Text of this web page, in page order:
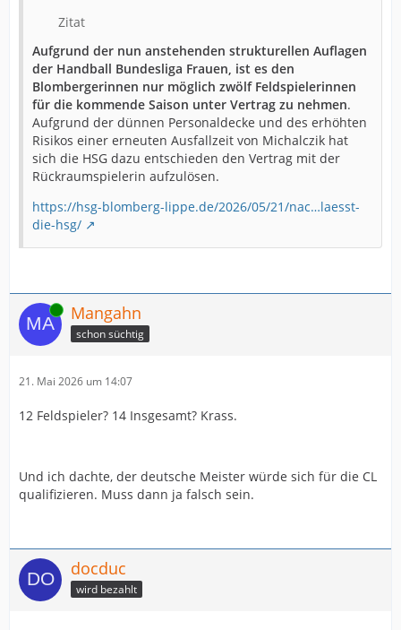
Zitat
Aufgrund der nun anstehenden strukturellen Auflagen
der Handball Bundesliga Frauen, ist es den
Blombergerinnen nur möglich zwölf Feldspielerinnen
für die kommende Saison unter Vertrag zu nehmen.
Aufgrund der dünnen Personaldecke und des erhöhten
Risikos einer erneuten Ausfallzeit von Michalczik hat
sich die HSG dazu entschieden den Vertrag mit der
Rückraumspielerin aufzulösen.
https://hsg-blomberg-lippe.de/2026/05/21/nac…laesst-
die-hsg/
Online Mangahn
schon süchtig
21. Mai 2026 um 14:07
12 Feldspieler? 14 Insgesamt? Krass.
Und ich dachte, der deutsche Meister würde sich für die CL
qualifizieren. Muss dann ja falsch sein.
docduc
wird bezahlt